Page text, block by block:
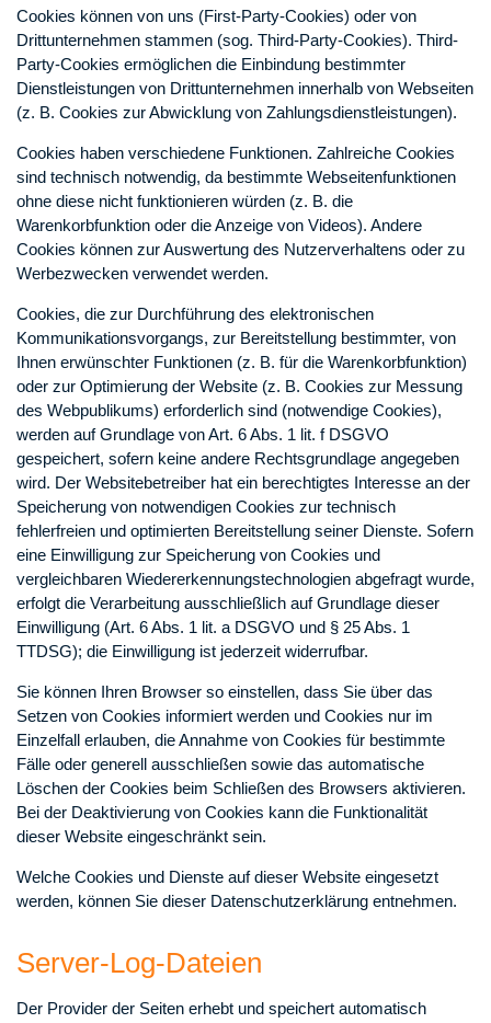
Cookies können von uns (First-Party-Cookies) oder von
Drittunternehmen stammen (sog. Third-Party-Cookies). Third-
Party-Cookies ermöglichen die Einbindung bestimmter
Dienstleistungen von Drittunternehmen innerhalb von Webseiten
(z. B. Cookies zur Abwicklung von Zahlungsdienstleistungen).
Cookies haben verschiedene Funktionen. Zahlreiche Cookies
sind technisch notwendig, da bestimmte Webseitenfunktionen
ohne diese nicht funktionieren würden (z. B. die
Warenkorbfunktion oder die Anzeige von Videos). Andere
Cookies können zur Auswertung des Nutzerverhaltens oder zu
Werbezwecken verwendet werden.
Cookies, die zur Durchführung des elektronischen
Kommunikationsvorgangs, zur Bereitstellung bestimmter, von
Ihnen erwünschter Funktionen (z. B. für die Warenkorbfunktion)
oder zur Optimierung der Website (z. B. Cookies zur Messung
des Webpublikums) erforderlich sind (notwendige Cookies),
werden auf Grundlage von Art. 6 Abs. 1 lit. f DSGVO
gespeichert, sofern keine andere Rechtsgrundlage angegeben
wird. Der Websitebetreiber hat ein berechtigtes Interesse an der
Speicherung von notwendigen Cookies zur technisch
fehlerfreien und optimierten Bereitstellung seiner Dienste. Sofern
eine Einwilligung zur Speicherung von Cookies und
vergleichbaren Wiedererkennungstechnologien abgefragt wurde,
erfolgt die Verarbeitung ausschließlich auf Grundlage dieser
Einwilligung (Art. 6 Abs. 1 lit. a DSGVO und § 25 Abs. 1
TTDSG); die Einwilligung ist jederzeit widerrufbar.
Sie können Ihren Browser so einstellen, dass Sie über das
Setzen von Cookies informiert werden und Cookies nur im
Einzelfall erlauben, die Annahme von Cookies für bestimmte
Fälle oder generell ausschließen sowie das automatische
Löschen der Cookies beim Schließen des Browsers aktivieren.
Bei der Deaktivierung von Cookies kann die Funktionalität
dieser Website eingeschränkt sein.
Welche Cookies und Dienste auf dieser Website eingesetzt
werden, können Sie dieser Datenschutzerklärung entnehmen.
Server-Log-Dateien
Der Provider der Seiten erhebt und speichert automatisch